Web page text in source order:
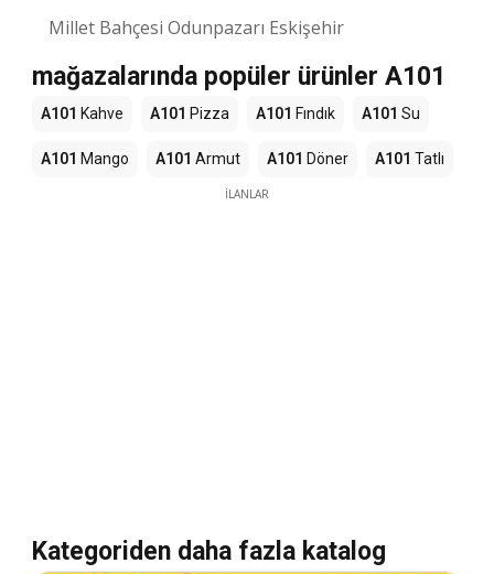
Millet Bahçesi Odunpazarı Eskişehir
mağazalarında popüler ürünler A101
A101 Kahve A101 Pizza A101 Fındık A101 Su
A101 Mango A101 Armut A101 Döner A101 Tatlı
İLANLAR
Kategoriden daha fazla katalog